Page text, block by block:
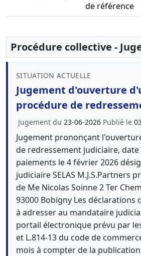
de référence
Procédure collective -
SITUATION ACTUELLE
Jugement d'ouverture
procédure de
Jugement du 23-06-2026 Publié le
Jugement prononçant
de redressement judiciaire, date
paiements le 4 février 2026
judiciaire SELAS M.J.S.Partners
de Me Nicolas Soinne 2 Ter
93000 Bobigny Les déclarations
à adresser au mandataire
portail électronique prévu par
et L.814-13 du code de
mois à compter de la